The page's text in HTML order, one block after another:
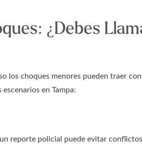
¿Debes
los choques menores pueden traer
en Tampa:
reporte policial puede evitar